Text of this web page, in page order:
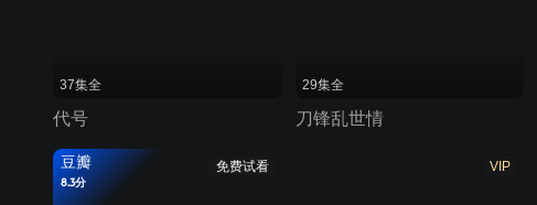
37集全
代号
29集全
刀锋乱世情
免费试看
豆瓣
8.3分
VIP